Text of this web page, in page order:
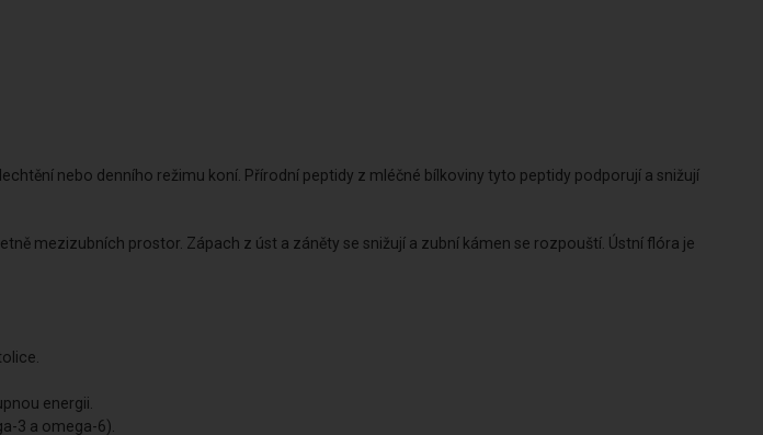
nebo denního režimu koní. Přírodní peptidy z mléčné bílkoviny tyto peptidy podporují a snižují
mezizubních prostor. Zápach z úst a záněty se snižují a zubní kámen se rozpouští. Ústní flóra je
energii.
3 a omega-6).